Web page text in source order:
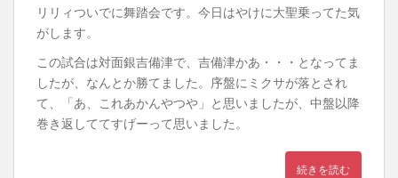
リリィついでに舞踏会です。今日はやけに大聖乗ってた気
がします。
この試合は対面銀吉備津で、吉備津かあ・・・となってま
したが、なんとか勝てました。序盤にミクサが落とされ
て、「あ、これあかんやつや」と思いましたが、中盤以降
巻き返しててすげーって思いました。
続きを読む